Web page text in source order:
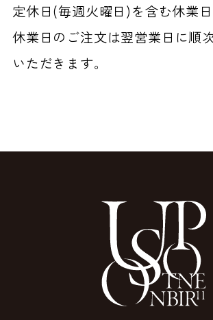
定休日(毎週火曜日)を含む休業
休業日のご注文は翌営業日に順
いただきます。